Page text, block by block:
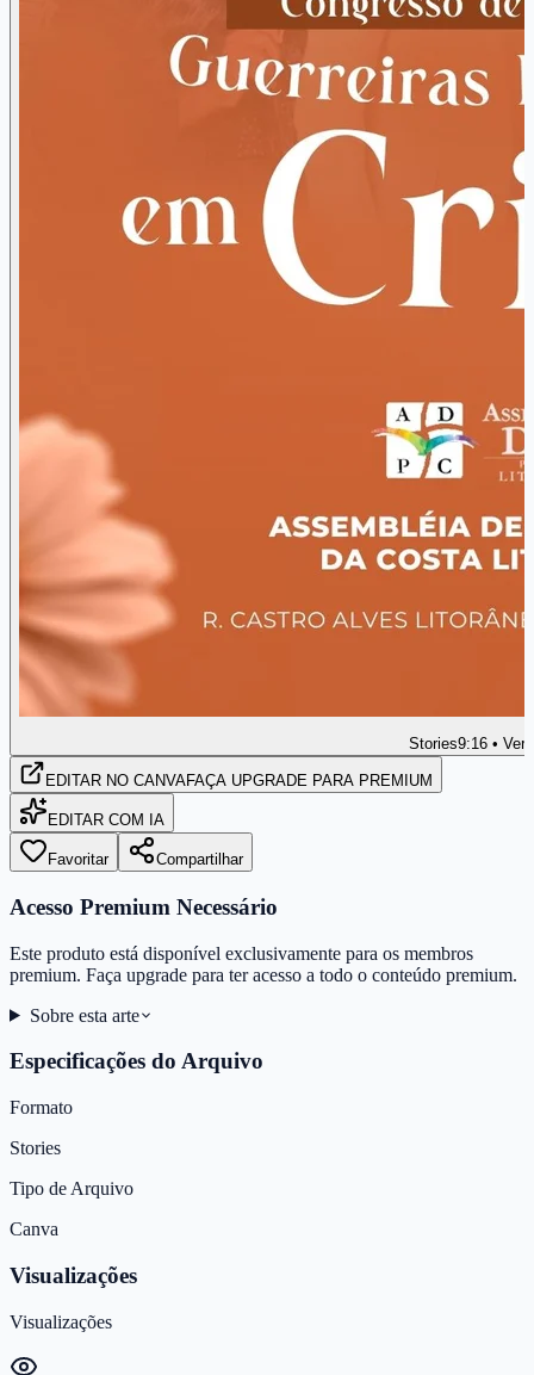
Stories9:16 •
EDITAR NO CANVAFAÇA UPGRADE PARA PREMIUM
EDITAR COM IA
Favoritar Compartilhar
Acesso Premium Necessário
Este produto está disponível exclusivamente para os membros
premium. Faça upgrade para ter acesso a todo o conteúdo premium.
Sobre esta arte
Especificações do Arquivo
Formato
Stories
Tipo de Arquivo
Canva
Visualizações
Visualizações